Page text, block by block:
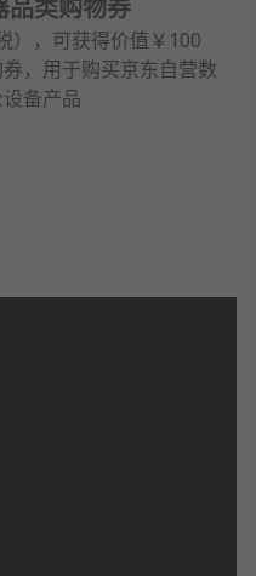
品类购物券
），可获得价值￥100
，用于购买京东自营数
备产品